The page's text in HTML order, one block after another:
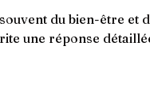
du bien-être et
une réponse